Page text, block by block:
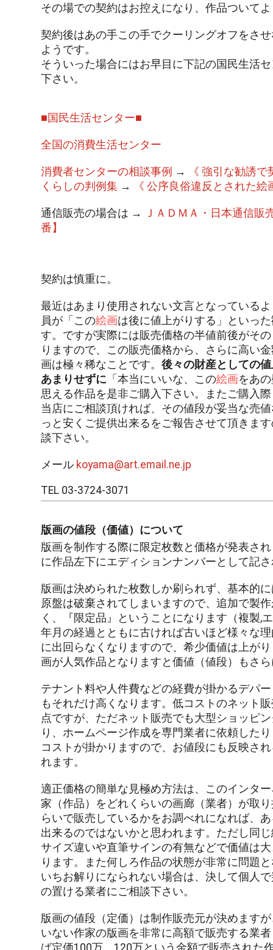
その場での契約はお控えになり、作品ついて
契約後はあの手この手でクーリングオフをさ
ようです。
そういった場合にはお早目に下記の国民生活
下さい。
■国民生活センター■
全国の消費生活センター
消費者センターの相談事例 →
《 強引な勧誘
くらしの判例集 → 《 公序良俗違反とされた
通信販売の場合は →
ＪＡＤＭＡ・日本通信販
番】
契約は慎重に。
最近はあまり使用されない文言となっている
員が「この絵画は後に値上がりする」といっ
す。ですが実際には販売価格の半値前後がそ
りますので、この販売価格から、さらに高い
画は極々稀なことです。 後々の財産としての
あまりせずに 「本当にいいな、この絵画をあ
思える作品を是非ご購入下さい。またご購入
当店にご相談頂ければ、その値段が妥当な売
っと安くご提供出来るをご報告させて頂きま
談下さい。
メール koyama@art.email.ne.jp
TEL 03-3724-3071
版画の値段（価値）について
版画を制作する際に限定枚数と価格が発表さ
に作品左下にエディションナンバーとして記
版画は決められた枚数しか刷られず、基本的
原盤は破棄されてしまいますので、追加で製
く、『限定品』ということになります（複製,
年月の経過とともに古ければ古いほど様々な
に出回らなくなりますので、希少価値は上が
画が人気作品となりますと価値（値段）もさ
テナント料や人件費などの経費が掛かるデパ
もそれだけ高くなります。低コストのネット
点ですが、ただネット販売でも大型ショッピ
り、ホームページ作成を専門業者に依頼した
コストが掛かりますので、お値段にも反映さ
れます。
適正価格の簡単な見極め方法は、このインタ
家（作品）をどれくらいの画廊（業者）が取
らいで販売しているかをお調べれになれば、
出来るのではないかと思われます。ただし同
サイズ違いや直筆サインの有無などで価値は
ります。また何しろ作品の状態が非常に問題
いちお解りになられない場合は、決して個人
の置ける業者にご相談下さい。
版画の値段（定価）は制作販売元が決めます
いない作家の版画を非常に高額で販売する業
ば定価100万、120万という金額で販売された